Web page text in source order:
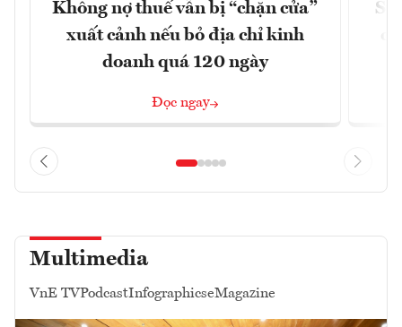
Không nợ thuế vẫn bị “chặn cửa”
xuất cảnh nếu bỏ địa chỉ kinh
doanh quá 120 ngày
Đọc ngay
Multimedia
VnE TVPodcastInfographicseMagazine